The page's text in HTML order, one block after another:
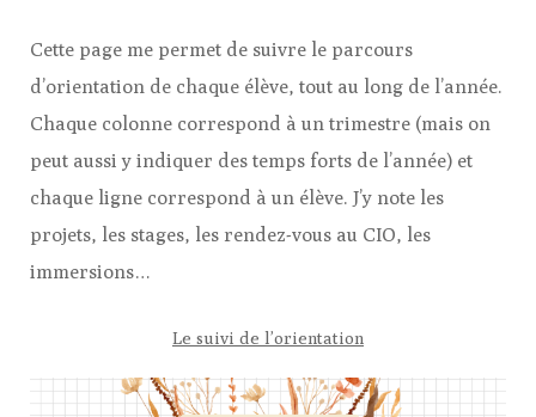
Cette page me permet de suivre le parcours
d’orientation de chaque élève, tout au long de l’année.
Chaque colonne correspond à un trimestre (mais on
peut aussi y indiquer des temps forts de l’année) et
chaque ligne correspond à un élève. J’y note les
projets, les stages, les rendez-vous au CIO, les
immersions…
Le suivi de l’orientation